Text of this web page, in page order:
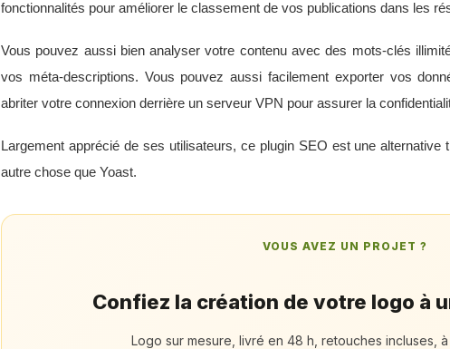
fonctionnalités pour améliorer le classement de vos publications dans les
Vous pouvez aussi bien analyser votre contenu avec des mots-clés
vos méta-descriptions. Vous pouvez aussi facilement exporter vos
abriter votre connexion derrière un serveur VPN pour assurer la
Largement apprécié de ses utilisateurs, ce plugin SEO est une
autre chose que Yoast.
VOUS AVEZ UN PROJET ?
Confiez la création de votre logo à
Logo sur mesure, livré en 48 h, retouches incluses,